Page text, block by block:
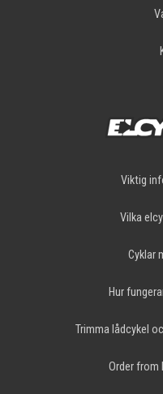
Viktig
Vilka
Cyklar
Hur
Trimma lådcykel
Order from